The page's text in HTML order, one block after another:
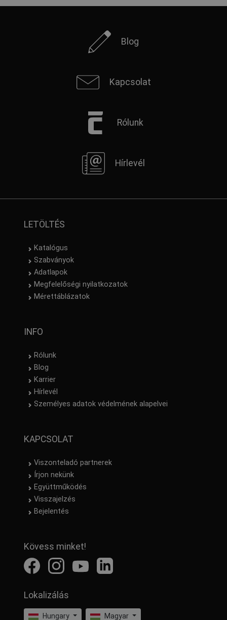
Blog
Kapcsolat
Rólunk
Hírlevél
LETÖLTÉS
Katalógus
Szabványok
Adatlapok
Megfelelőségi nyilatkozatok
Mérettáblázatok
INFO
Rólunk
Blog
Karrier
Hírlevél
Személyes adatok védelmének alapelvei
KAPCSOLAT
Viszonteladó partnerek
Írjon nekünk
Együttműködés
Visszajelzés
Bejelentés
Kövess minket!
Lokalizálás
Hungary Magyar